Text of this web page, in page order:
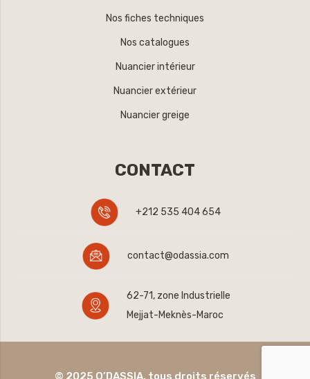
Nos fiches techniques
Nos catalogues
Nuancier intérieur
Nuancier extérieur
Nuancier greige
CONTACT
+212 535 404 654
contact@odassia.com
62-71, zone Industrielle
Mejjat-Meknès-Maroc
© 2025 O’DASSIA. tous droits réservés